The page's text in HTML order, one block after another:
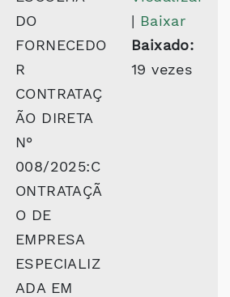
DO
FORNECEDO
R
CONTRATAÇ
ÃO DIRETA
N°
008/2025:C
ONTRATAÇÃ
O DE
EMPRESA
ESPECIALIZ
ADA EM
| Baixar
Baixado:
19 vezes